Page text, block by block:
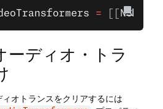
= NSArray
ーディオ・トラ
オトランスをクリアするには